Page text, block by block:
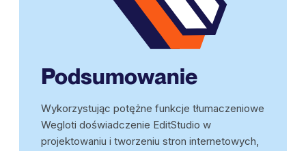
Podsumowanie
Wykorzystując potężne funkcje tłumaczeniowe
Wegloti doświadczenie EditStudio w
projektowaniu i tworzeniu stron internetowych,